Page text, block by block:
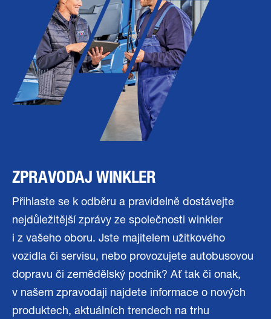
ZPRAVODAJ WINKLER
Přihlaste se k odběru a pravidelně dostávejte
nejdůležitější zprávy ze společnosti winkler
i z vašeho oboru. Jste majitelem užitkového
vozidla či servisu, nebo provozujete autobusovou
dopravu či zemědělský podnik? Ať tak či onak,
v našem zpravodaji najdete informace o nových
produktech, aktuálních trendech na trhu